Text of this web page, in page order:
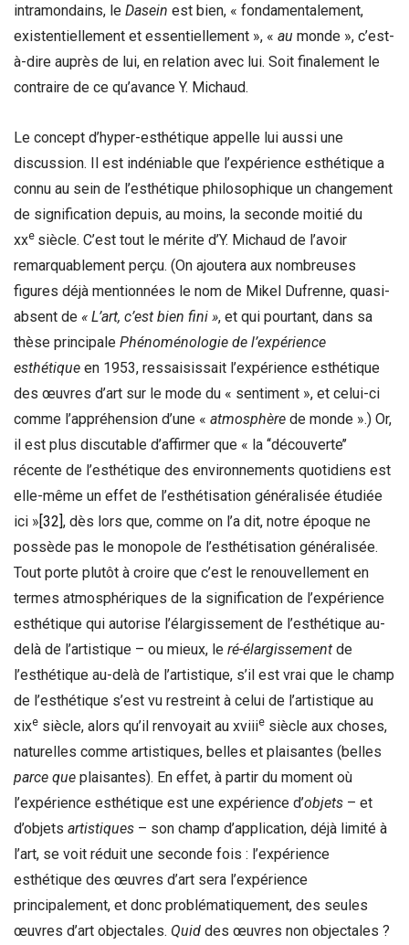
intramondains, le Dasein est bien, « fondamentalement,
existentiellement et essentiellement », « au monde », c’est-
à-dire auprès de lui, en relation avec lui. Soit finalement le
contraire de ce qu’avance Y. Michaud.
Le concept d’hyper-esthétique appelle lui aussi une
discussion. Il est indéniable que l’expérience esthétique a
connu au sein de l’esthétique philosophique un changement
de signification depuis, au moins, la seconde moitié du
xxe siècle. C’est tout le mérite d’Y. Michaud de l’avoir
remarquablement perçu. (On ajoutera aux nombreuses
figures déjà mentionnées le nom de Mikel Dufrenne, quasi-
absent de « L’art, c’est bien fini », et qui pourtant, dans sa
thèse principale Phénoménologie de l’expérience
esthétique en 1953, ressaisissait l’expérience esthétique
des œuvres d’art sur le mode du « sentiment », et celui-ci
comme l’appréhension d’une « atmosphère de monde ».) Or,
il est plus discutable d’affirmer que « la ‘‘découverte’’
récente de l’esthétique des environnements quotidiens est
elle-même un effet de l’esthétisation généralisée étudiée
ici »[32], dès lors que, comme on l’a dit, notre époque ne
possède pas le monopole de l’esthétisation généralisée.
Tout porte plutôt à croire que c’est le renouvellement en
termes atmosphériques de la signification de l’expérience
esthétique qui autorise l’élargissement de l’esthétique au-
delà de l’artistique – ou mieux, le ré-élargissement de
l’esthétique au-delà de l’artistique, s’il est vrai que le champ
de l’esthétique s’est vu restreint à celui de l’artistique au
xixe siècle, alors qu’il renvoyait au xviiie siècle aux choses,
naturelles comme artistiques, belles et plaisantes (belles
parce que plaisantes). En effet, à partir du moment où
l’expérience esthétique est une expérience d’objets – et
d’objets artistiques – son champ d’application, déjà limité à
l’art, se voit réduit une seconde fois : l’expérience
esthétique des œuvres d’art sera l’expérience
principalement, et donc problématiquement, des seules
œuvres d’art objectales. Quid des œuvres non objectales ?